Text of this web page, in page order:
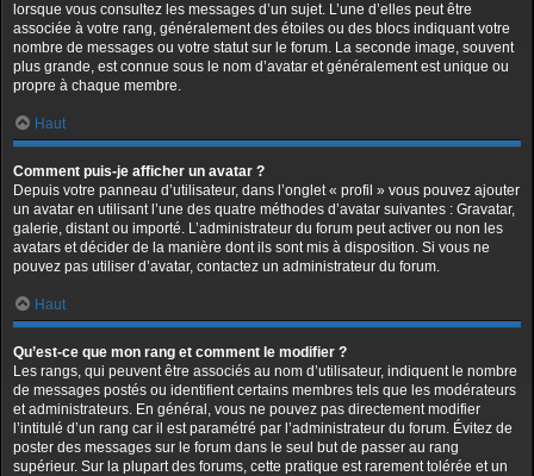
lorsque vous consultez les messages d’un sujet. L’une d’elles peut être
associée à votre rang, généralement des étoiles ou des blocs indiquant votre
nombre de messages ou votre statut sur le forum. La seconde image, souvent
plus grande, est connue sous le nom d’avatar et généralement est unique ou
propre à chaque membre.
Haut
Comment puis-je afficher un avatar ?
Depuis votre panneau d’utilisateur, dans l’onglet « profil » vous pouvez ajouter
un avatar en utilisant l’une des quatre méthodes d’avatar suivantes : Gravatar,
galerie, distant ou importé. L’administrateur du forum peut activer ou non les
avatars et décider de la manière dont ils sont mis à disposition. Si vous ne
pouvez pas utiliser d’avatar, contactez un administrateur du forum.
Haut
Qu’est-ce que mon rang et comment le modifier ?
Les rangs, qui peuvent être associés au nom d’utilisateur, indiquent le nombre
de messages postés ou identifient certains membres tels que les modérateurs
et administrateurs. En général, vous ne pouvez pas directement modifier
l’intitulé d’un rang car il est paramétré par l’administrateur du forum. Évitez de
poster des messages sur le forum dans le seul but de passer au rang
supérieur. Sur la plupart des forums, cette pratique est rarement tolérée et un